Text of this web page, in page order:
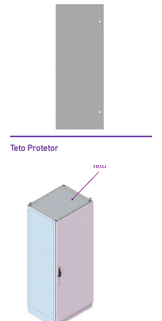
Teto Protetor